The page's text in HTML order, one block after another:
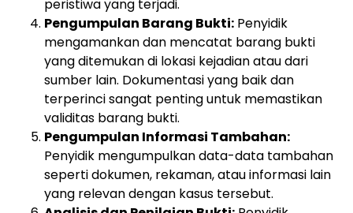
peristiwa yang terjadi.
Pengumpulan Barang Bukti: Penyidik
mengamankan dan mencatat barang bukti
yang ditemukan di lokasi kejadian atau dari
sumber lain. Dokumentasi yang baik dan
terperinci sangat penting untuk memastikan
validitas barang bukti.
Pengumpulan Informasi Tambahan:
Penyidik mengumpulkan data-data tambahan
seperti dokumen, rekaman, atau informasi lain
yang relevan dengan kasus tersebut.